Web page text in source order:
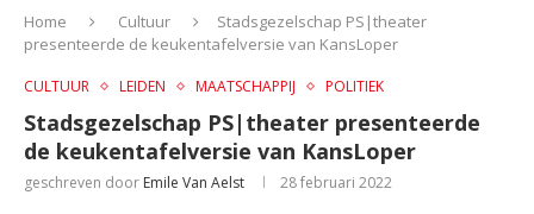
Home Cultuur
Stadsgezelschap PS|theater
presenteerde de keukentafelversie van KansLoper
CULTUUR LEIDEN MAATSCHAPPIJ POLITIEK
Stadsgezelschap PS|theater presenteerde
de keukentafelversie van KansLoper
geschreven door Emile Van Aelst 28 februari 2022